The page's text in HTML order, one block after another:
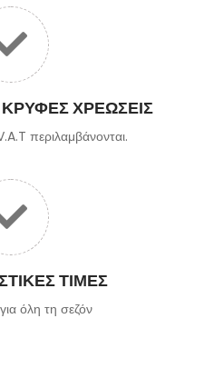
ΧΡΕΏΣΕΙΣ
περιλαμβάνονται.
ΤΙΜΈΣ
όλη τη σεζόν